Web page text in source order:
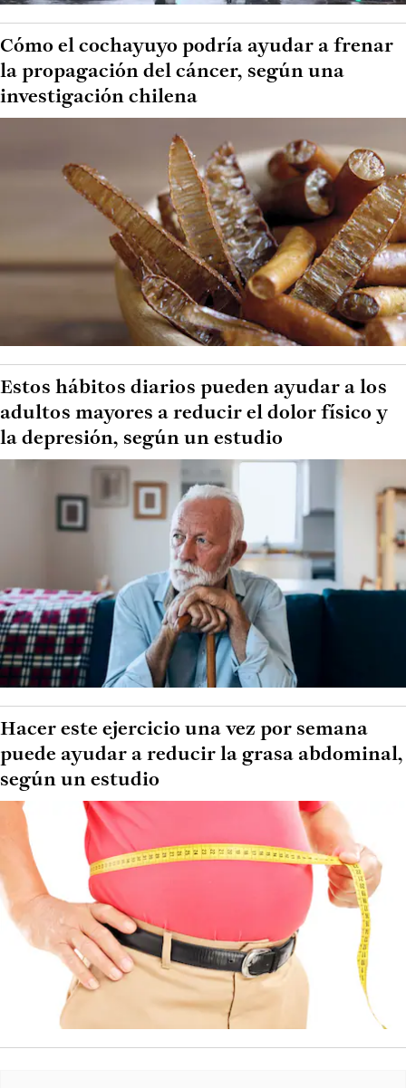
Cómo el cochayuyo podría ayudar a frenar
la propagación del cáncer, según una
investigación chilena
Estos hábitos diarios pueden ayudar a los
adultos mayores a reducir el dolor físico y
la depresión, según un estudio
Hacer este ejercicio una vez por semana
puede ayudar a reducir la grasa abdominal,
según un estudio